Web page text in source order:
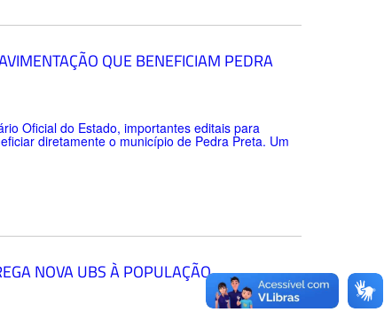
QUE BENEFICIAM PEDRA
Oficial do Estado, importantes editais para
diretamente o município de Pedra Preta. Um
NOVA UBS À POPULAÇÃO